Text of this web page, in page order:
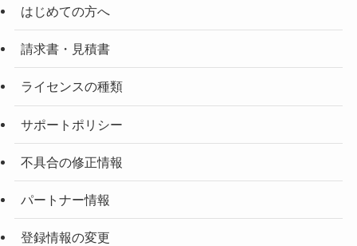
はじめての方へ
請求書・見積書
ライセンスの種類
サポートポリシー
不具合の修正情報
パートナー情報
登録情報の変更